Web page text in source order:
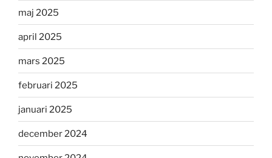
maj 2025
april 2025
mars 2025
februari 2025
januari 2025
december 2024